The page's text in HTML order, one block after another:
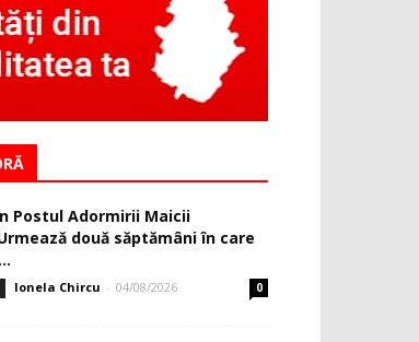
Postul Adormirii Maicii
două săptămâni în care
Ionela Chircu - 04/08/2026 0